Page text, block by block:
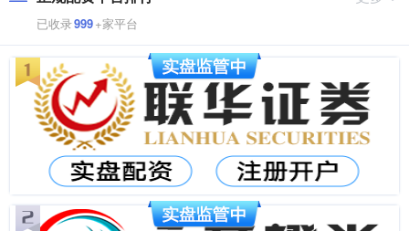
已收录999+家平台